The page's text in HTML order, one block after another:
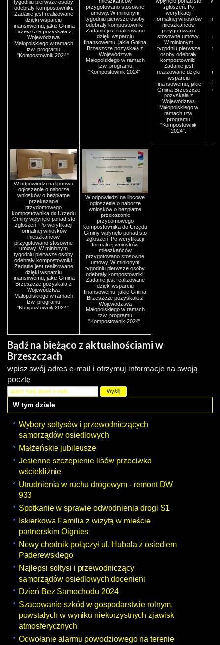
tygodniu pierwsze osoby
odebrały kompostowniki.
Zadanie jest realizowane
dzięki wsparciu
finansowemu, jakie Gmina
Brzeszcze pozyskała z
Województwa
Małopolskiego w ramach
tzw. programu
"Kompostownik 2024".
przygotowano stosowne
umowy. W minionym
tygodniu pierwsze osoby
odebrały kompostowniki.
Zadanie jest realizowane
dzięki wsparciu
finansowemu, jakie Gmina
Brzeszcze pozyskała z
Województwa
Małopolskiego w ramach
tzw. programu
"Kompostownik 2024".
zgłoszeń. Po
weryfikacji
formalnej wniosków
mieszkańców
przygotowano
stosowne umowy.
W minionym
tygodniu pierwsze
osoby odebrały
kompostowniki.
Zadanie jest
realizowane dzięki
wsparciu
finansowemu, jakie
Gmina Brzeszcze
pozyskała z
Województwa
Małopolskiego w
ramach tzw.
programu
"Kompostownik
2024".
W odpowiedzi na lipcowe
ogłoszenie o naborze
wniosków o bezpłatne
przekazanie
przydomowego
kompostownika do Urzędu
Gminy wpłynęło ponad sto
zgłoszeń. Po weryfikacji
formalnej wniosków
mieszkańców
przygotowano stosowne
umowy. W minionym
tygodniu pierwsze osoby
odebrały kompostowniki.
Zadanie jest realizowane
dzięki wsparciu
finansowemu, jakie Gmina
Brzeszcze pozyskała z
Województwa
Małopolskiego w ramach
tzw. programu
"Kompostownik 2024".
W odpowiedzi na lipcowe
ogłoszenie o naborze
wniosków o bezpłatne
przekazanie
przydomowego
kompostownika do Urzędu
Gminy wpłynęło ponad sto
zgłoszeń. Po weryfikacji
formalnej wniosków
mieszkańców
przygotowano stosowne
umowy. W minionym
tygodniu pierwsze osoby
odebrały kompostowniki.
Zadanie jest realizowane
dzięki wsparciu
finansowemu, jakie Gmina
Brzeszcze pozyskała z
Województwa
Małopolskiego w ramach
tzw. programu
"Kompostownik 2024".
Bądź na bieżąco z aktualnościami w
Brzeszczach
wpisz swój adres e-mail i otrzymuj informacje na swoją
pocztę
W tym dziale
Wybory sołtysów i przewodniczących
samorządów osiedlowych
Małżeńskie jubileusze
Jesienne szczepienie lisów przeciwko
wściekliźnie
Utrudnienia w ruchu drogowym - remont DW
933
Spotkanie w sprawie odwodnienia drogi S1
Iskierkowa Familia z wizytą w mieście
partnerskim Oignies
Nowy chodnik połączył ul. Hubala z osiedlem
Paderewskiego
Najlepsi sołtysi i przewodniczący
samorządów osiedlowych docenieni
Dzień Bez Samochodu 2024
Szacowanie szkód w gospodarstwie rolnym,
powstałych w wyniku niekorzystnych zjawisk
atmosferycznych
Odwołanie alarmu powodziowego na terenie